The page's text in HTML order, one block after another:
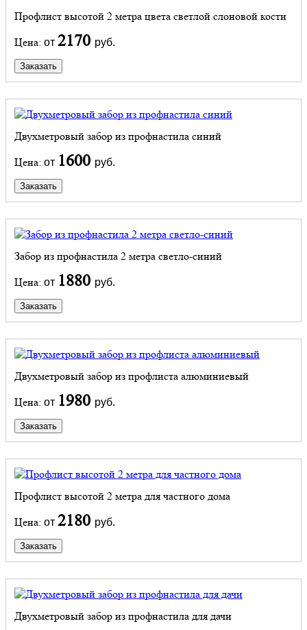
Профлист высотой 2 метра цвета светлой слоновой кости
Цена: от 2170 руб.
Заказать
Двухметровый забор из профнастила синий
Цена: от 1600 руб.
Заказать
Забор из профнастила 2 метра светло-синий
Цена: от 1880 руб.
Заказать
Двухметровый забор из профлиста алюминиевый
Цена: от 1980 руб.
Заказать
Профлист высотой 2 метра для частного дома
Цена: от 2180 руб.
Заказать
Двухметровый забор из профнастила для дачи